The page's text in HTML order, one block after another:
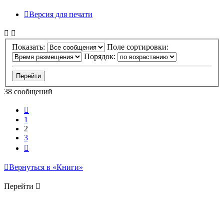
Версия для печати
Показать:
Поле сортировки:
Порядок:
38 сообщений
1
2
3
Вернуться в «Книги»
Перейти